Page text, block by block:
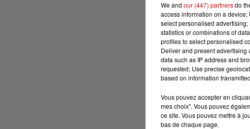
We and our (447) partnersdo
access information on a
select personalised
statistics or combinations of
profiles to select personalised
Deliver and present advertising
data such as IP address and
requested; Use precise
based on information
Vous pouvez accepter en
mes choix". Vous pouvez
ce site. Vous pouvez mettre à
bas de chaque page.